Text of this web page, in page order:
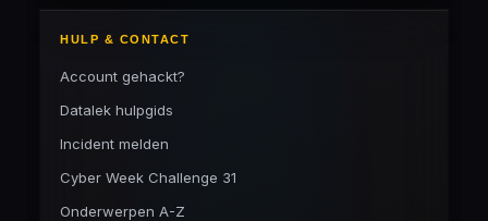
HULP & CONTACT
Account gehackt?
Datalek hulpgids
Incident melden
Cyber Week Challenge 31
Onderwerpen A-Z